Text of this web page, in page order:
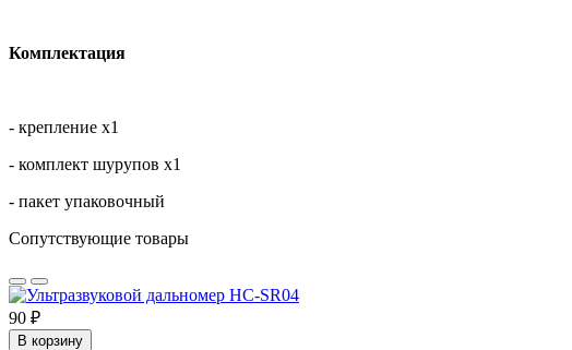
Комплектация
- крепление х1
- комплект шурупов х1
- пакет упаковочный
Сопутствующие товары
90 ₽
В корзину